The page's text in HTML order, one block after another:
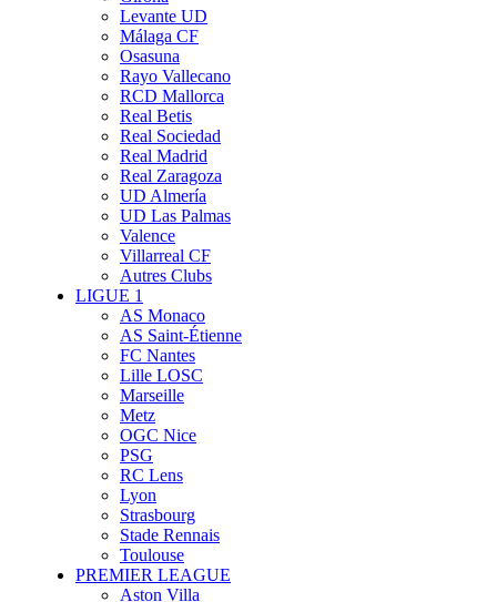
Levante UD
Málaga CF
Osasuna
Rayo Vallecano
RCD Mallorca
Real Betis
Real Sociedad
Real Madrid
Real Zaragoza
UD Almería
UD Las Palmas
Valence
Villarreal CF
Autres Clubs
LIGUE 1
AS Monaco
AS Saint-Étienne
FC Nantes
Lille LOSC
Marseille
Metz
OGC Nice
PSG
RC Lens
Lyon
Strasbourg
Stade Rennais
Toulouse
PREMIER LEAGUE
Aston Villa